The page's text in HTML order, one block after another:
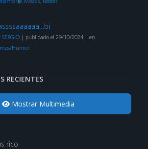
SERGIO| publicado el 29/10/2024| en
Humor
RECIENTES
Mostrar Multimedia
rico